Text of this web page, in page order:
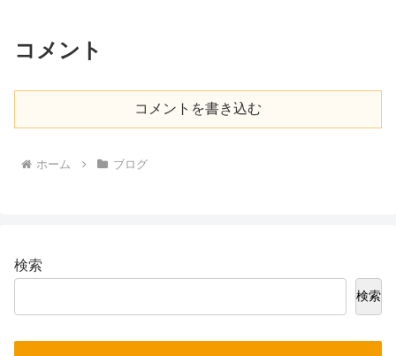
コメント
コメントを書き込む
ホーム ブログ
検索
検索